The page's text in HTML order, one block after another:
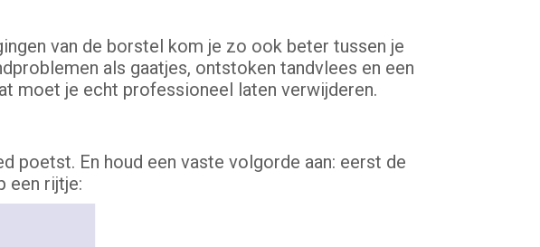
van de borstel kom je zo ook beter tussen je
als gaatjes, ontstoken tandvlees en een
moet je echt professioneel laten verwijderen.
poetst. En houd een vaste volgorde aan: eerst de
een rijtje: